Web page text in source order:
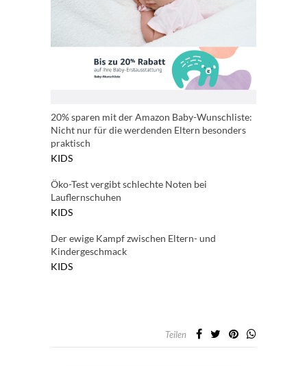
20% sparen mit der Amazon Baby-Wunschliste:
Nicht nur für die werdenden Eltern besonders
praktisch
KIDS
Öko-Test vergibt schlechte Noten bei
Lauflernschuhen
KIDS
Der ewige Kampf zwischen Eltern- und
Kindergeschmack
KIDS
Teilen